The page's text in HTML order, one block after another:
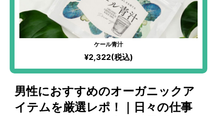
ケール青汁
¥2,322(税込)
男性におすすめのオーガニックア
イテムを厳選レポ！｜日々の仕事